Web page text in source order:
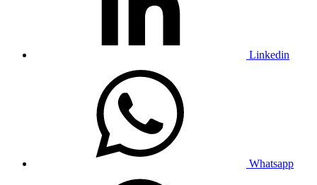
Linkedin
Whatsapp